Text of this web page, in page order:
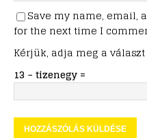
Save my name, email,
for the next time I
Kérjük, adja meg a
13 − tizenegy =